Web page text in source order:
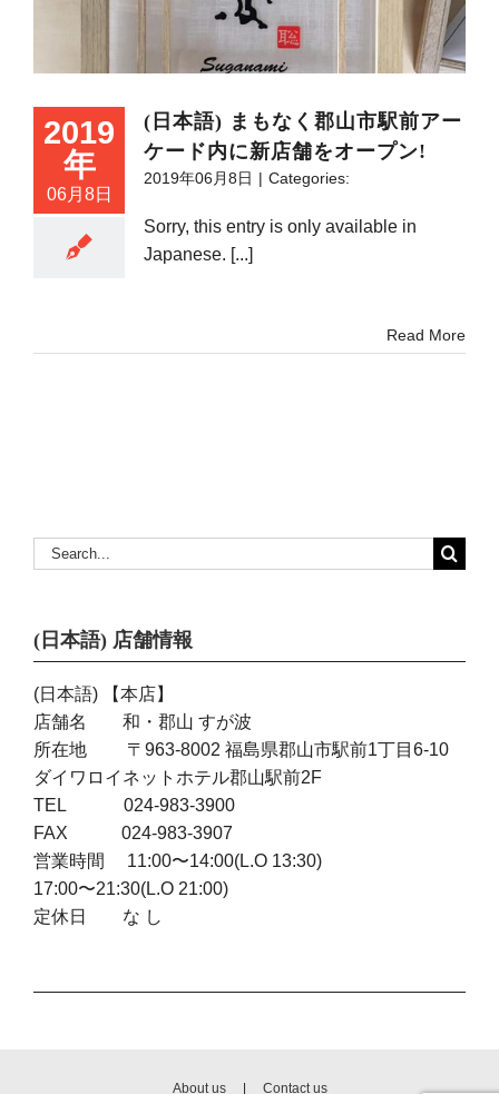
2019
年
06月8日
(日本語) まもなく郡山市駅前アー
ケード内に新店舗をオープン!
2019年06月8日 Categories:
Sorry, this entry is only available in
Japanese. [...]
Read More
Search
(日本語) 店舗情報
(日本語) 【本店】
店舗名 和・郡山 すが波
所在地 〒963-8002 福島県郡山市駅前1丁目6-10
ダイワロイネットホテル郡山駅前2F
TEL 024-983-3900
FAX 024-983-3907
営業時間 11:00〜14:00(L.O 13:30)
17:00〜21:30(L.O 21:00)
定休日 な し
About us| Contact us